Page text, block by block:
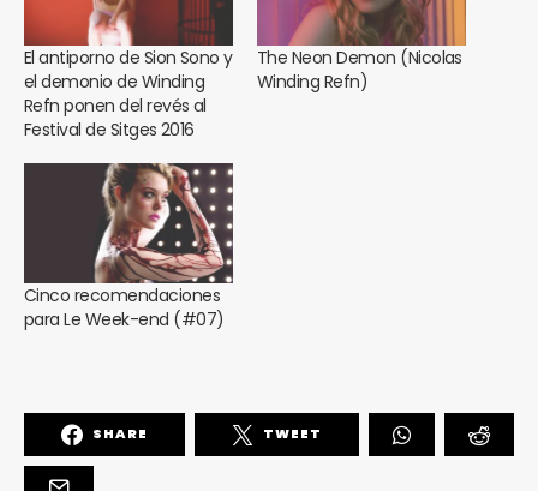
El antiporno de Sion Sono y
el demonio de Winding
Refn ponen del revés al
Festival de Sitges 2016
The Neon Demon (Nicolas
Winding Refn)
Cinco recomendaciones
para Le Week-end (#07)
SHARE TWEET